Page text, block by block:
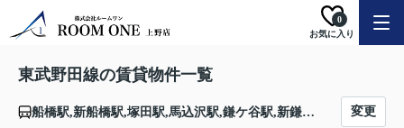
お気に入り
0
東武野田線の賃貸物件一覧
船橋駅,新船橋駅,塚田駅,馬込沢駅,鎌ケ谷駅,新鎌ヶ谷駅,六実駅,高柳駅,逆井駅,増尾駅,新柏駅,柏駅,豊四季駅,流山おおたかの森駅,初石駅,江戸川台駅,運河駅,梅郷駅,野田市駅,愛宕駅,清水公園駅,七光台駅,川間駅,南桜井駅,藤の牛島駅,春日部駅,八木崎駅,豊春駅,東岩槻駅,岩槻駅,七里駅,大和田駅,大宮公園駅,北大宮駅,大宮駅 変更